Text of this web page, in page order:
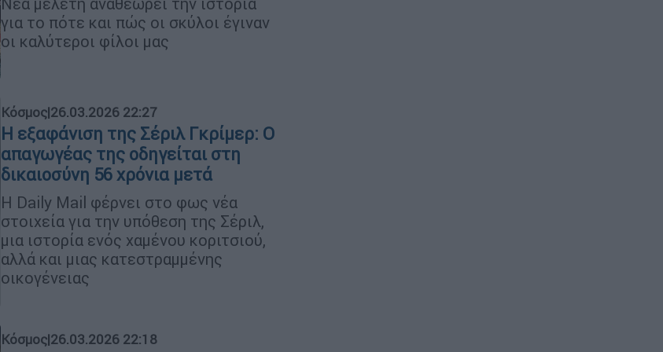
για το πότε και πώς οι σκύλοι έγιναν
οι καλύτεροι φίλοι μας
Κόσμος|26.03.2026 22:27
Η εξαφάνιση της Σέριλ Γκρίμερ: Ο
απαγωγέας της οδηγείται στη
δικαιοσύνη 56 χρόνια μετά
Η Daily Mail φέρνει στο φως νέα
στοιχεία για την υπόθεση της Σέριλ,
μια ιστορία ενός χαμένου κοριτσιού,
αλλά και μιας κατεστραμμένης
οικογένειας
Κόσμος|26.03.2026 22:18